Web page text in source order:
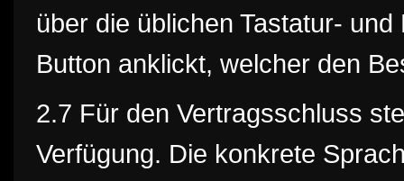
über die üblichen Tastatur-
Button anklickt, welcher den
2.7 Für den Vertragsschluss
Verfügung. Die konkrete